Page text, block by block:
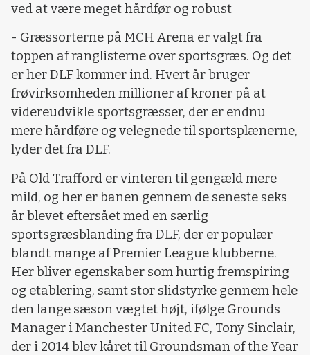
ved at være meget hårdfør og robust
- Græssorterne på MCH Arena er valgt fra
toppen af ranglisterne over sportsgræs. Og det
er her DLF kommer ind. Hvert år bruger
frøvirksomheden millioner af kroner på at
videreudvikle sportsgræsser, der er endnu
mere hårdføre og velegnede til sportsplænerne,
lyder det fra DLF.
På Old Trafford er vinteren til gengæld mere
mild, og her er banen gennem de seneste seks
år blevet eftersået med en særlig
sportsgræsblanding fra DLF, der er populær
blandt mange af Premier League klubberne.
Her bliver egenskaber som hurtig fremspiring
og etablering, samt stor slidstyrke gennem hele
den lange sæson vægtet højt, ifølge Grounds
Manager i Manchester United FC, Tony Sinclair,
der i 2014 blev kåret til Groundsman of the Year